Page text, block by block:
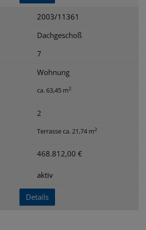
2003/11361
Dachgeschoß
7
Wohnung
ca. 63,45 m2
2
Terrasse ca. 21,74 m2
468.812,00 €
aktiv
Details